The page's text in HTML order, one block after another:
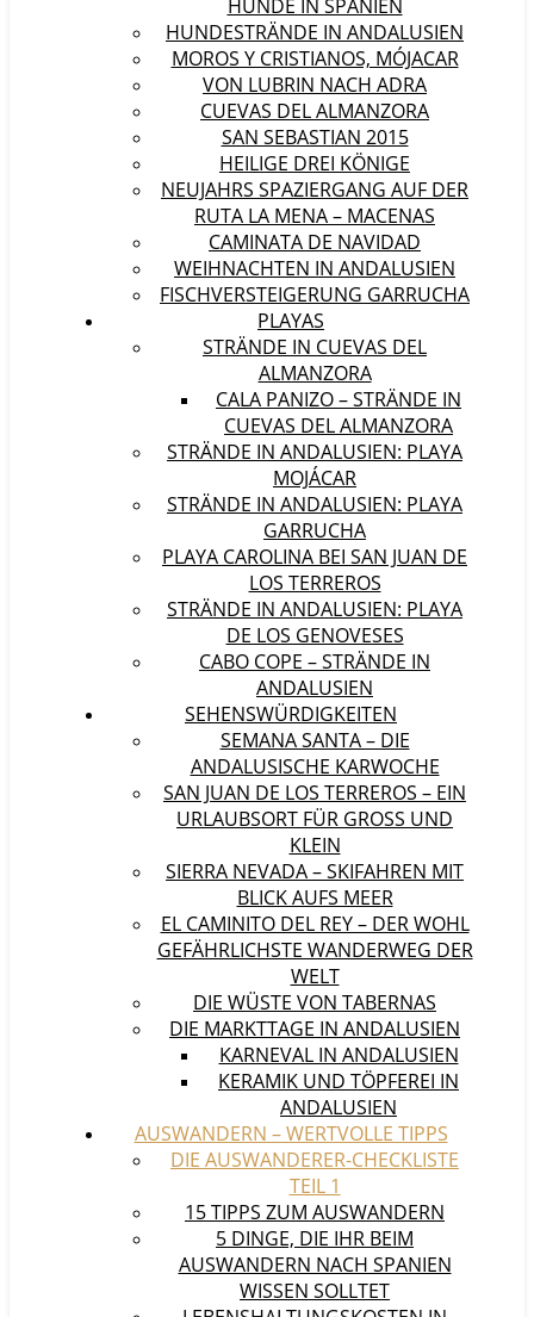
HUNDE IN SPANIEN
HUNDESTRÄNDE IN ANDALUSIEN
MOROS Y CRISTIANOS, MÓJACAR
VON LUBRIN NACH ADRA
CUEVAS DEL ALMANZORA
SAN SEBASTIAN 2015
HEILIGE DREI KÖNIGE
NEUJAHRS SPAZIERGANG AUF DER
RUTA LA MENA – MACENAS
CAMINATA DE NAVIDAD
WEIHNACHTEN IN ANDALUSIEN
FISCHVERSTEIGERUNG GARRUCHA
PLAYAS
STRÄNDE IN CUEVAS DEL
ALMANZORA
CALA PANIZO – STRÄNDE IN
CUEVAS DEL ALMANZORA
STRÄNDE IN ANDALUSIEN: PLAYA
MOJÁCAR
STRÄNDE IN ANDALUSIEN: PLAYA
GARRUCHA
PLAYA CAROLINA BEI SAN JUAN DE
LOS TERREROS
STRÄNDE IN ANDALUSIEN: PLAYA
DE LOS GENOVESES
CABO COPE – STRÄNDE IN
ANDALUSIEN
SEHENSWÜRDIGKEITEN
SEMANA SANTA – DIE
ANDALUSISCHE KARWOCHE
SAN JUAN DE LOS TERREROS – EIN
URLAUBSORT FÜR GROSS UND K
LEIN
SIERRA NEVADA – SKIFAHREN MIT
BLICK AUFS MEER
EL CAMINITO DEL REY – DER WOHL
GEFÄHRLICHSTE WANDERWEG DER
WELT
DIE WÜSTE VON TABERNAS
DIE MARKTTAGE IN ANDALUSIEN
KARNEVAL IN ANDALUSIEN
KERAMIK UND TÖPFEREI IN
ANDALUSIEN
AUSWANDERN – WERTVOLLE TIPPS
DIE AUSWANDERER-CHECKLISTE
TEIL 1
15 TIPPS ZUM AUSWANDERN
5 DINGE, DIE IHR BEIM
AUSWANDERN NACH SPANIEN
WISSEN SOLLTET